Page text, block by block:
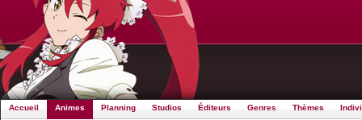
Accueil Animes Planning Studios Éditeurs Genres Thèmes